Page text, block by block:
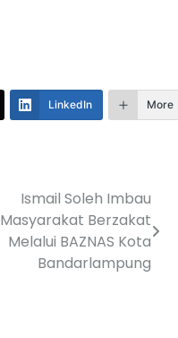
LinkedIn More
Ismail Soleh Imbau
Masyarakat Berzakat
Melalui BAZNAS Kota
Bandarlampung